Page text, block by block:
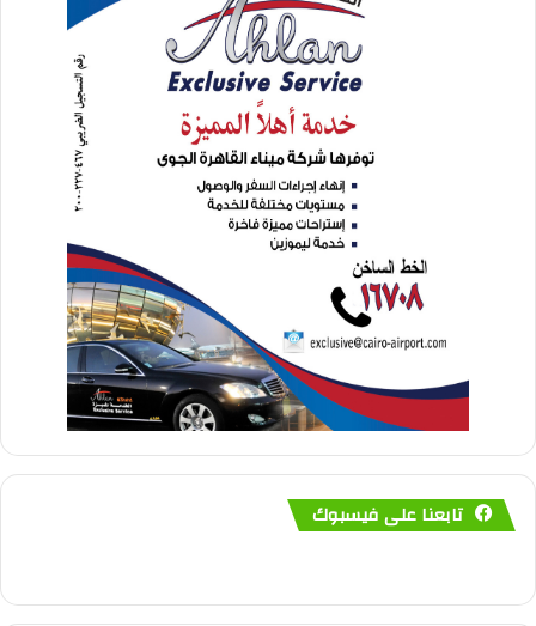
تابعنا على فيسبوك